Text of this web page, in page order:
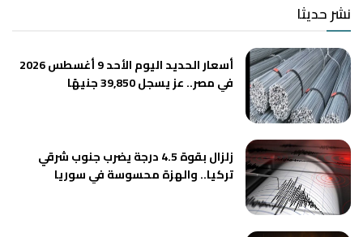
نشر حديثا
أسعار الحديد اليوم الأحد 9 أغسطس 2026
في مصر.. عز يسجل 39,850 جنيهًا
زلزال بقوة 4.5 درجة يضرب جنوب شرقي
تركيا.. والهزة محسوسة في سوريا